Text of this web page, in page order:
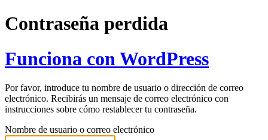
Contraseña perdida
Funciona con WordPress
Por favor, introduce tu nombre de usuario o dirección de correo
electrónico. Recibirás un mensaje de correo electrónico con
instrucciones sobre cómo restablecer tu contraseña.
Nombre de usuario o correo electrónico